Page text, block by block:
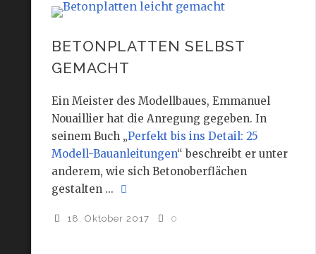
BETONPLATTEN SELBST
GEMACHT
Ein Meister des Modellbaues, Emmanuel
Nouaillier hat die Anregung gegeben. In
seinem Buch „Perfekt bis ins Detail: 25
Modell-Bauanleitungen“ beschreibt er unter
anderem, wie sich Betonoberflächen
gestalten ...
18. Oktober 2017 0